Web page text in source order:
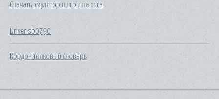
Скачать эмулятор и игры на сега
Driver sb0790
Кордон толковый словарь